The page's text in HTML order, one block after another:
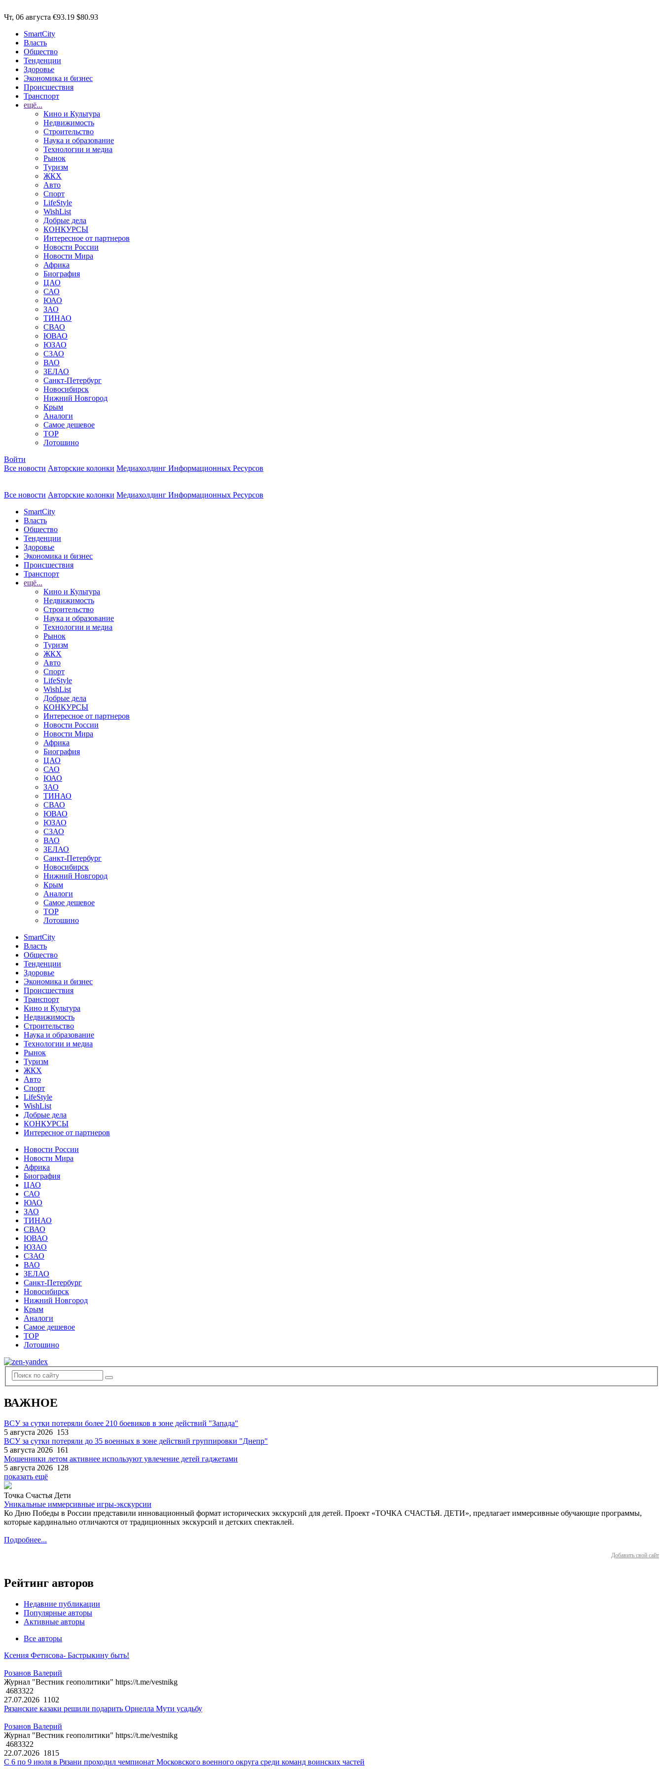
Чт, 06 августа €93.19 $80.93
SmartCity
Власть
Общество
Тенденции
Здоровье
Экономика и бизнес
Происшествия
Транспорт
ещё...
Кино и Культура
Недвижимость
Строительство
Наука и образование
Технологии и медиа
Рынок
Туризм
ЖКХ
Авто
Спорт
LifeStyle
WishList
Добрые дела
КОНКУРСЫ
Интересное от партнеров
Новости России
Новости Мира
Африка
Биография
ЦАО
САО
ЮАО
ЗАО
ТИНАО
СВАО
ЮВАО
ЮЗАО
СЗАО
ВАО
ЗЕЛАО
Санкт-Петербург
Новосибирск
Нижний Новгород
Крым
Аналоги
Самое дешевое
TOP
Лотошино
Войти
Все новости Авторские колонки Медиахолдинг Информационных Ресурсов
Все новости Авторские колонки Медиахолдинг Информационных Ресурсов
SmartCity
Власть
Общество
Тенденции
Здоровье
Экономика и бизнес
Происшествия
Транспорт
ещё...
Кино и Культура
Недвижимость
Строительство
Наука и образование
Технологии и медиа
Рынок
Туризм
ЖКХ
Авто
Спорт
LifeStyle
WishList
Добрые дела
КОНКУРСЫ
Интересное от партнеров
Новости России
Новости Мира
Африка
Биография
ЦАО
САО
ЮАО
ЗАО
ТИНАО
СВАО
ЮВАО
ЮЗАО
СЗАО
ВАО
ЗЕЛАО
Санкт-Петербург
Новосибирск
Нижний Новгород
Крым
Аналоги
Самое дешевое
TOP
Лотошино
SmartCity
Власть
Общество
Тенденции
Здоровье
Экономика и бизнес
Происшествия
Транспорт
Кино и Культура
Недвижимость
Строительство
Наука и образование
Технологии и медиа
Рынок
Туризм
ЖКХ
Авто
Спорт
LifeStyle
WishList
Добрые дела
КОНКУРСЫ
Интересное от партнеров
Новости России
Новости Мира
Африка
Биография
ЦАО
САО
ЮАО
ЗАО
ТИНАО
СВАО
ЮВАО
ЮЗАО
СЗАО
ВАО
ЗЕЛАО
Санкт-Петербург
Новосибирск
Нижний Новгород
Крым
Аналоги
Самое дешевое
TOP
Лотошино
ВАЖНОЕ
ВСУ за сутки потеряли более 210 боевиков в зоне действий "Запада"
5 августа 2026 153
ВСУ за сутки потеряли до 35 военных в зоне действий группировки "Днепр"
5 августа 2026 161
Мошенники летом активнее используют увлечение детей гаджетами
5 августа 2026 128
показать ещё
Точка Счастья Дети
Уникальные иммерсивные игры-экскурсии
Ко Дню Победы в России представили инновационный формат исторических экскурсий для детей. Проект «ТОЧКА СЧАСТЬЯ. ДЕТИ», предлагает иммерсивные обучающие программы,
которые кардинально отличаются от традиционных экскурсий и детских спектаклей.
Подробнее...
Добавить свой сайт
Рейтинг авторов
Недавние публикации
Популярные авторы
Активные авторы
Все авторы
Ксения Фетисова- Бастрыкину быть!
Розанов Валерий
Журнал "Вестник геополитики" https://t.me/vestnikg
4683322
27.07.2026 1102
Рязанские казаки решили подарить Орнелла Мути усадьбу
Розанов Валерий
Журнал "Вестник геополитики" https://t.me/vestnikg
4683322
22.07.2026 1815
С 6 по 9 июля в Рязани проходил чемпионат Московского военного округа среди команд воинских частей